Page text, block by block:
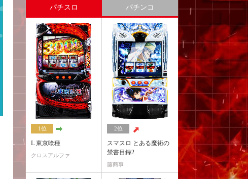
パチスロ パチンコ
1位
L 東京喰種
クロスアルファ
2位
スマスロ とある魔術の
禁書目録2
藤商事